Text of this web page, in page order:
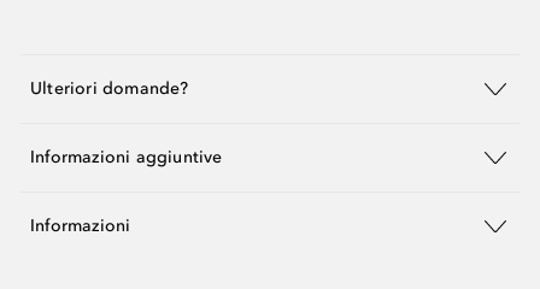
Ulteriori domande?
Informazioni aggiuntive
Informazioni